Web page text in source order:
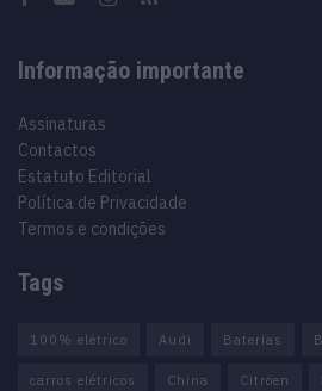
Informação importante
Assinaturas
Contactos
Estatuto Editorial
Política de Privacidade
Termos e condições
Tags
100% elétrico Audi Baterias
carros elétricos China Citröen